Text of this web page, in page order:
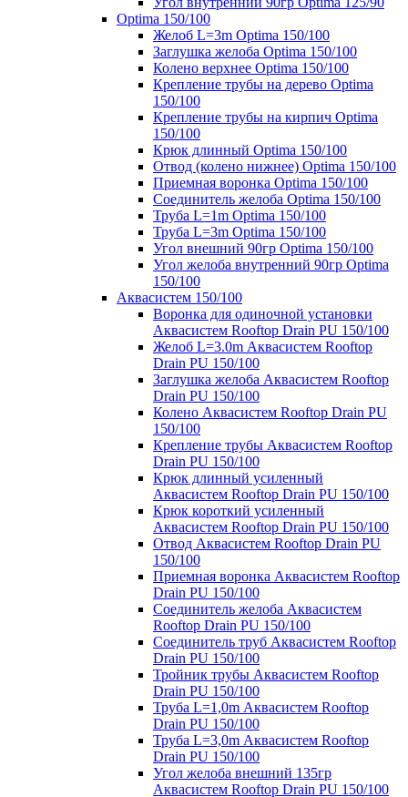
Optima 150/100
Желоб L=3m Optima 150/100
Заглушка желоба Optima 150/100
Колено верхнее Optima 150/100
Крепление трубы на дерево Optima
150/100
Крепление трубы на кирпич Optima
150/100
Крюк длинный Optima 150/100
Отвод (колено нижнее) Optima 150/100
Приемная воронка Optima 150/100
Соединитель желоба Optima 150/100
Труба L=1m Optima 150/100
Труба L=3m Optima 150/100
Угол внешний 90гр Optima 150/100
Угол желоба внутренний 90гр Optima
150/100
Аквасистем 150/100
Воронка для одиночной установки
Аквасистем Rooftop Drain PU 150/100
Желоб L=3.0m Аквасистем Rooftop
Drain PU 150/100
Заглушка желоба Аквасистем Rooftop
Drain PU 150/100
Колено Аквасистем Rooftop Drain PU
150/100
Крепление трубы Аквасистем Rooftop
Drain PU 150/100
Крюк длинный усиленный
Аквасистем Rooftop Drain PU 150/100
Крюк короткий усиленный
Аквасистем Rooftop Drain PU 150/100
Отвод Аквасистем Rooftop Drain PU
150/100
Приемная воронка Аквасистем Rooftop
Drain PU 150/100
Соединитель желоба Аквасистем
Rooftop Drain PU 150/100
Соединитель труб Аквасистем Rooftop
Drain PU 150/100
Тройник трубы Аквасистем Rooftop
Drain PU 150/100
Труба L=1,0m Аквасистем Rooftop
Drain PU 150/100
Труба L=3,0m Аквасистем Rooftop
Drain PU 150/100
Угол желоба внешний 135гр
Аквасистем Rooftop Drain PU 150/100